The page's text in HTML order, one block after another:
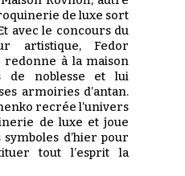
de luxe sort
avec le concours du
artistique, Fedor
redonne à la maison
de noblesse et lui
armoiries d’antan.
recrée l’univers
de luxe et joue
d’hier pour
tout l’esprit la